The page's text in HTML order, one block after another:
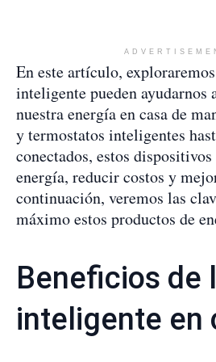
En este artículo,
inteligente pueden
nuestra energía en casa de
y termostatos inteligentes
conectados, estos
energía, reducir costos y
continuación, veremos las
máximo estos productos de
Beneficios de
inteligente en